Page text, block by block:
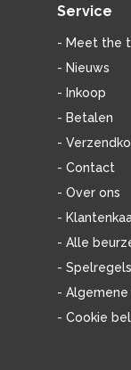
Service
- Meet the
- Nieuws
- Inkoop
- Betalen
-
- Contact
- Over ons
-
- Alle
-
-
- Cookie